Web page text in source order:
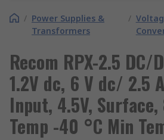
/ Power Supplies &
Transformers
/
Recom RPX-2.5 DC/
1.2V dc, 6 V dc/ 2.5
Input, 4.5V, Surface,
Temp -40 °C Min